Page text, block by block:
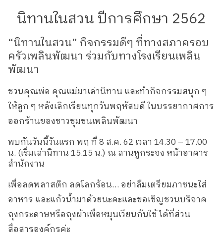
นิทานในสวน ปีการศึกษา 2562
“นิทานในสวน” กิจกรรมดีๆ ที่ทางสภาครอบ
ครัวเพลินพัฒนา ร่วมกับทางโรงเรียนเพลิน
พัฒนา
ชวนคุณพ่อ คุณแม่มาเล่านิทาน และทำกิจกรรมสนุก ๆ
ให้ลูก ๆ หลังเลิกเรียนทุกวันพฤหัสบดี ในบรรยากาศการ
ออกร้านของชาวชุมชนเพลินพัฒนา
พบกันวันนี้วันแรก พฤ ที่ 8 ส.ค. 62 เวลา 14.30 – 17.00
น. (เริ่มเล่านิทาน 15.15 น.) ณ ลานหูกระจง หน้าอาคาร
สำนักงาน
เพื่อลดพลาสติก ลดโลกร้อน… อย่าลืมเตรียมภาชนะใส่
อาหาร และแก้วน้ำมาด้วยนะคะและขอเชิญชวนบริจาค
ถุงกระดาษหรือถุงผ้าเพื่อหมุนเวียนกันใช้ ได้ที่ส่วน
สื่อสารองค์กรค่ะ